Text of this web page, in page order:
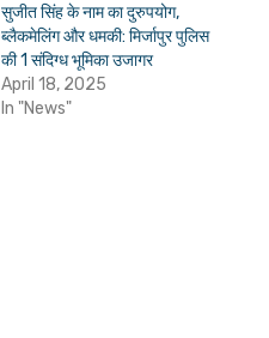
सुजीत सिंह के नाम का दुरुपयोग,
ब्लैकमेलिंग और धमकी: मिर्जापुर पुलिस
की 1 संदिग्ध भूमिका उजागर
April 18, 2025
In "News"